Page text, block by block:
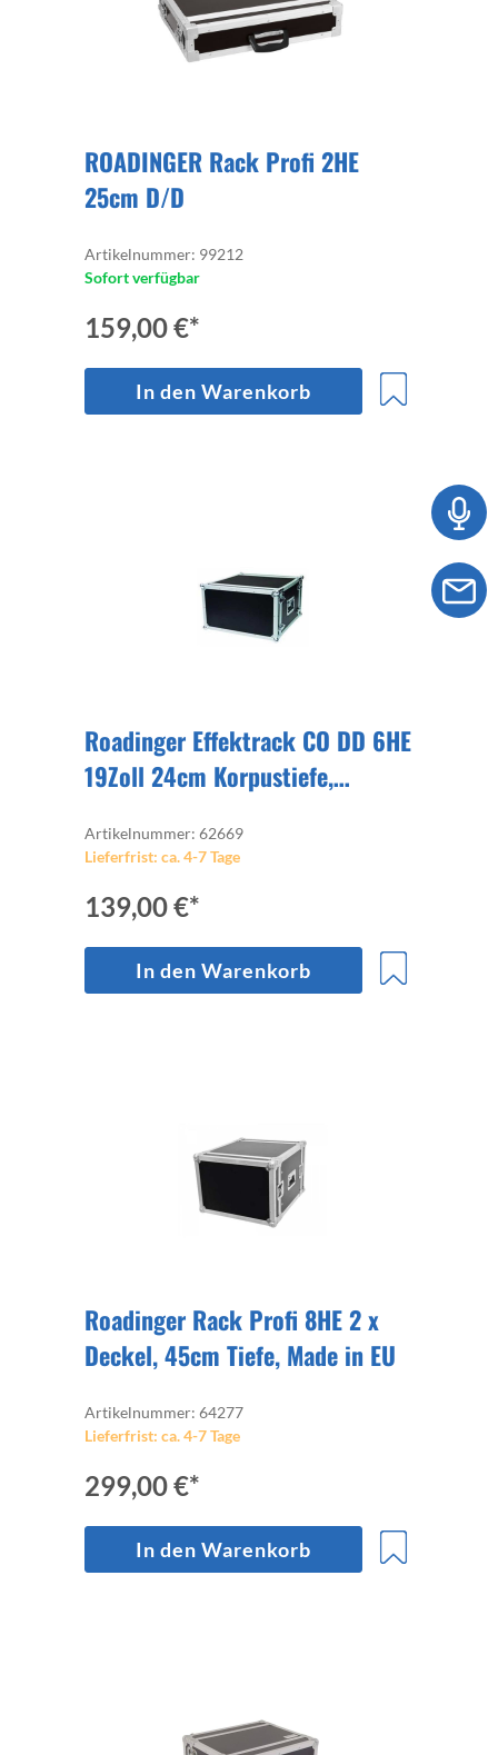
ROADINGER Rack Profi 2HE
25cm D/D
Artikelnummer: 99212
Sofort verfügbar
159,00 €*
In den Warenkorb
Roadinger Effektrack CO DD 6HE
19Zoll 24cm Korpustiefe,
Kofferverschluß
Artikelnummer: 62669
Lieferfrist: ca. 4-7 Tage
139,00 €*
In den Warenkorb
Roadinger Rack Profi 8HE 2 x
Deckel, 45cm Tiefe, Made in EU
Artikelnummer: 64277
Lieferfrist: ca. 4-7 Tage
299,00 €*
In den Warenkorb